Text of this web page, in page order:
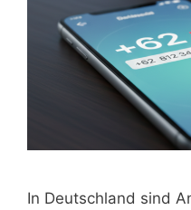
In Deutschland sind